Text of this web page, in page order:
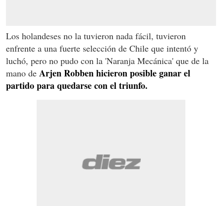
Los holandeses no la tuvieron nada fácil, tuvieron
enfrente a una fuerte selección de Chile que intentó y
luchó, pero no pudo con la 'Naranja Mecánica' que de la
mano de Arjen Robben hicieron posible ganar el
partido para quedarse con el triunfo.